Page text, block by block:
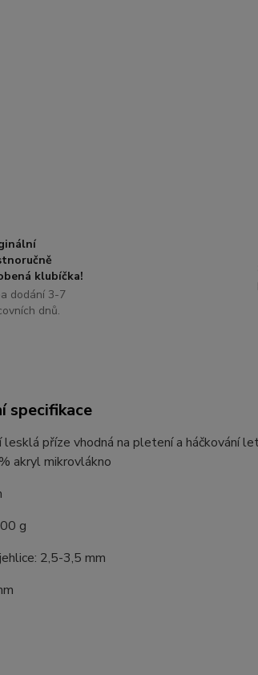
klubíčka!
dodání 3-7
dnů.
specifikace
lesklá příze vhodná na pletení a háčkování
akryl mikrovlákno
g
2,5-3,5 mm